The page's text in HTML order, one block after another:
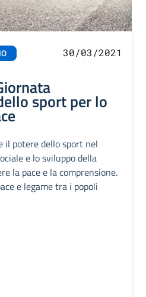
30/03/2021
sport per lo
il potere dello sport nel
e lo sviluppo della
la pace e la comprensione.
e legame tra i popoli